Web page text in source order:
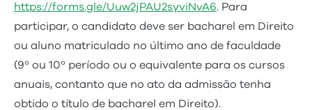
https://forms.gle/Uuw2jPAU2syviNvA6. Para
participar, o candidato deve ser bacharel em Direito
ou aluno matriculado no último ano de faculdade
(9º ou 10º período ou o equivalente para os cursos
anuais, contanto que no ato da admissão tenha
obtido o título de bacharel em Direito).